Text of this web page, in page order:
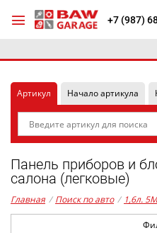
+7 (987)
Артикул Начало артикула
Панель приборов и
салона (легковые)
Главная / Поиск по авто / 1,6л.